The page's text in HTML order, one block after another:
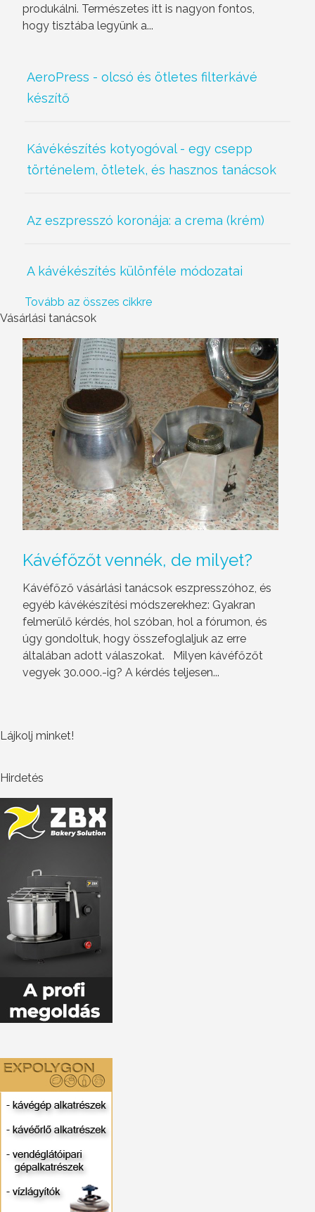
produkálni. Természetes itt is nagyon fontos,
hogy tisztába legyünk a...
AeroPress - olcsó és ötletes filterkávé
készítő
Kávékészítés kotyogóval - egy csepp
történelem, ötletek, és hasznos tanácsok
Az eszpresszó koronája: a crema (krém)
A kávékészítés különféle módozatai
Tovább az összes cikkre
Vásárlási tanácsok
Kávéfőzőtvennék, de milyet?
Kávéfőző vásárlási tanácsok eszpresszóhoz, és
egyéb kávékészítési módszerekhez: Gyakran
felmerülő kérdés, hol szóban, hol a fórumon, és
úgy gondoltuk, hogy összefoglaljuk az erre
általában adott válaszokat. Milyen kávéfőzőt
vegyek 30.000.-ig? A kérdés teljesen...
Lájkolj minket!
Hirdetés